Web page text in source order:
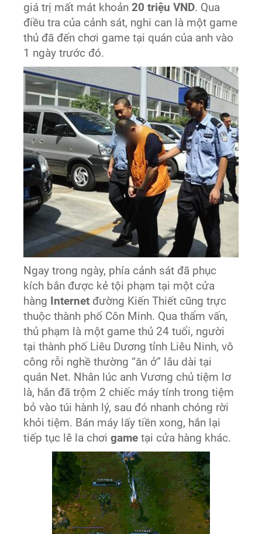
giá trị mất mát khoản20 triệu VND. Qua
điều tra của cảnh sát, nghi can là một game
thủ đã đến chơi game tại quán của anh vào
1 ngày trước đó.
Ngay trong ngày, phía cảnh sát đã phục
kích bắn được kẻ tội phạm tại một cửa
hàng Internet đường Kiến Thiết cũng trực
thuộc thành phố Côn Minh. Qua thẩm vấn,
thủ phạm là một game thủ 24 tuổi, người
tại thành phố Liêu Dương tỉnh Liêu Ninh, vô
công rỗi nghề thường “ăn ở” lâu dài tại
quán Net. Nhân lúc anh Vương chủ tiệm lơ
là, hắn đã trộm 2 chiếc máy tính trong tiệm
bỏ vào túi hành lý, sau đó nhanh chóng rời
khỏi tiệm. Bán máy lấy tiền xong, hắn lại
tiếp tục lê la chơigame tại cửa hàng khác.